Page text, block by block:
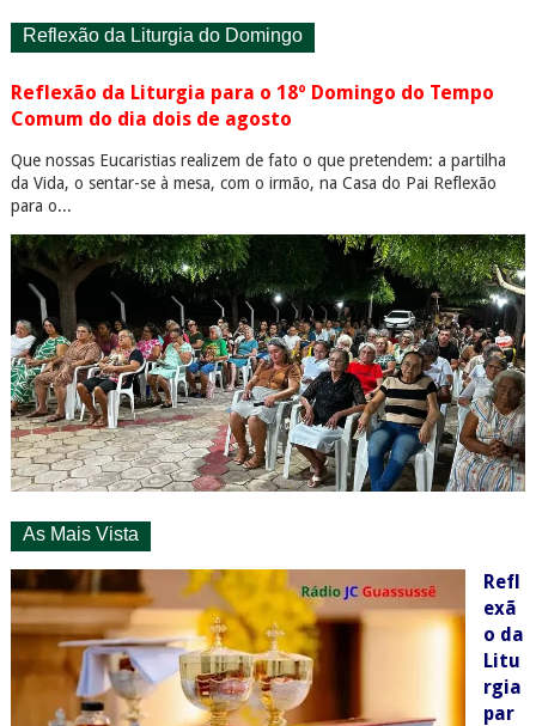
Reflexão da Liturgia do Domingo
Reflexão da Liturgia para o 18º Domingo do Tempo
Comum do dia dois de agosto
Que nossas Eucaristias realizem de fato o que pretendem: a partilha
da Vida, o sentar-se à mesa, com o irmão, na Casa do Pai Reflexão
para o...
As Mais Vista
Refl
exã
o da
Litu
rgia
par